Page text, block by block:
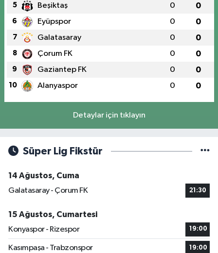
5 Beşiktaş 0 0
6 Eyüpspor 0 0
7 Galatasaray 0 0
8 Çorum FK 0 0
9 Gaziantep FK 0 0
10 Alanyaspor 0 0
Detaylar için tıklayın
Süper Lig Fikstür
14 Ağustos, Cuma
Galatasaray - Çorum FK
21:30
15 Ağustos, Cumartesi
Konyaspor - Rizespor
19:00
Kasımpaşa - Trabzonspor 19:00